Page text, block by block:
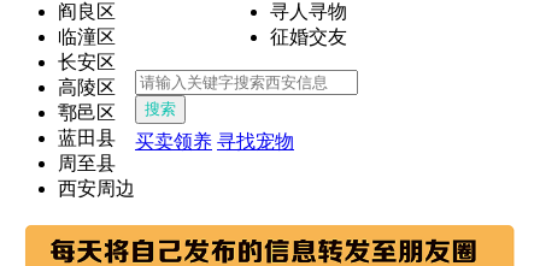
阎良区
临潼区
长安区
高陵区
鄠邑区
蓝田县
周至县
西安周边
寻人寻物
征婚交友
搜索
买卖领养 寻找宠物